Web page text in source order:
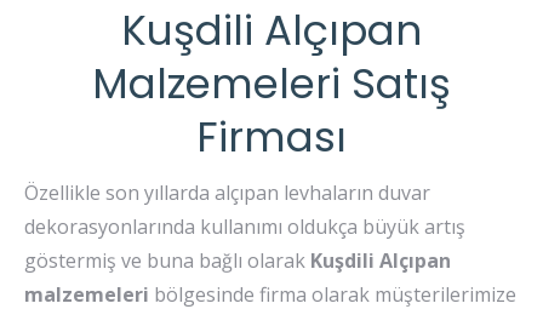
Kuşdili Alçıpan
Malzemeleri Satış
Firması
Özellikle son yıllarda alçıpan levhaların duvar
dekorasyonlarında kullanımı oldukça büyük artış
göstermiş ve buna bağlı olarak Kuşdili Alçıpan
malzemeleri bölgesinde firma olarak müşterilerimize